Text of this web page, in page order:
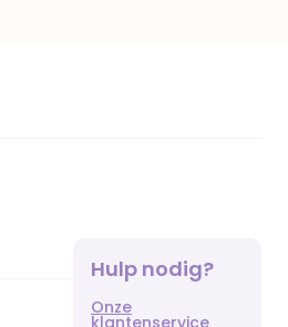
Hulp nodig?
Onze
klantenservice